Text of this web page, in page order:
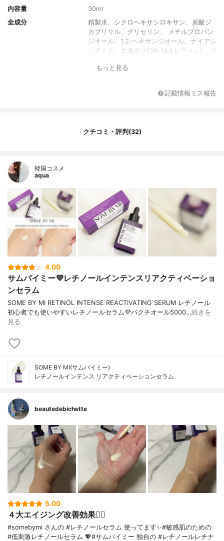
内容量
30ml
全成分
精製水、シクロヘキサシロキサン、炭酸ジ
カプリリル、グリセリン、 メチルプロパン
ジオール、1,2-ヘキサンジオール、ナイアシ
ンアミド、水添ポリ(C6-14オレフィン)、パ
ル、カバ葉/根/茎エキス、ツボクサエキス、
キス、イチジクエキス、ツボクサ葉エキ
ス、ツボクサ根エキス、ティーツリー葉エ
ーム油、水添レシチン、ステアリン酸グリ
セリル、バクチオール、パルミチン酸、ポ
カン、セタノール、BHT、コラーゲン、ミ
リスチン酸、BHA、 レウコノストック/ダイ
コン根発酵液、トコフェロー、ビフィズス
菌培養溶解質、セラミドNP、酵母発酵物、
レチナール、アシアチコシド、ポリメタク
リル酸グリセリル、マデカッソシド、プロ
ピレングリコール、オレイン酸ポリグリセ
シアチン酸、マデカシン酸、パルミトイル
料、エチルヘキシルグリセリン
香り
もっと見る
記載情報ミス報告
クチコミ・評判(32)
韓国コスメ
aqua
4.00
サムバイミー💜レチノールインテンスリアクティベーショ
ンセラム
SOME BY MI RETINOL INTENSE REACTIVATING SERUM レチノール
初心者でも使いやすいレチノールセラム💜バクチオール5000…続きを
見る
SOME BY MI(サムバイミー)
レチノールインテンス リアクティベーションセラム
beautedebichette
5.00
４大エイジング改善効果🙆‍♀️
#somebymi さんの #レチノールセラム 使ってます✨#敏感肌のための
#低刺激レチノールセラム 💖#サムバイミー 独自の #レチノールレチナ